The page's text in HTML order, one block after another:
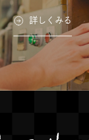
詳しくみる